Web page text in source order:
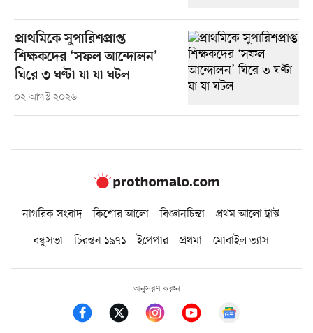
প্রাথমিকে সুপারিশপ্রাপ্ত
শিক্ষকদের ‘সফল আন্দোলন’
ঘিরে ৩ ঘণ্টা যা যা ঘটল
০২ আগস্ট ২০২৬
নাগরিক সংবাদ কিশোর আলো বিজ্ঞানচিন্তা
প্রথম আলো ট্রাস্ট
বন্ধুসভা
চিরন্তন ১৯৭১ ইপেপার প্রথমা মোবাইল ভ্যাস
অনুসরণ করুন